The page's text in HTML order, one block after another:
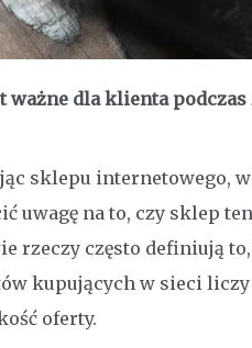
ważne dla klienta
sklepu internetowego,
uwagę na to, czy sklep
rzeczy często definiują
kupujących w sieci liczy
oferty.